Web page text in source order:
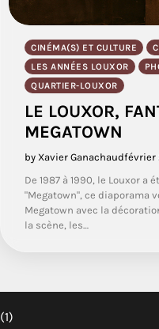
CINÉMA(S) ET CULTURE
LES ANNÉES LOUXOR
QUARTIER-LOUXOR
LE LOUXOR,
MEGATOWN
by Xavier Ganachaudfévrier
De 1987 à 1990, le Louxor a
"Megatown", ce diaporama
Megatown avec la
la scène, les…
(1)